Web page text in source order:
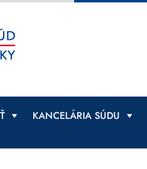
KANCELÁRIA SÚDU